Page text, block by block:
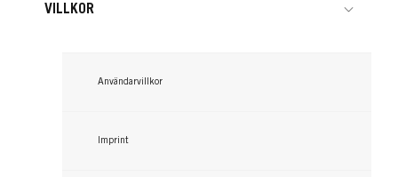
VILLKOR
Användarvillkor
Imprint